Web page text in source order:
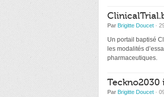
Par Brigitte Doucet ·
Un portail baptisé
les modalités
pharmaceutiques.
Teckno2030
Par Brigitte Doucet ·